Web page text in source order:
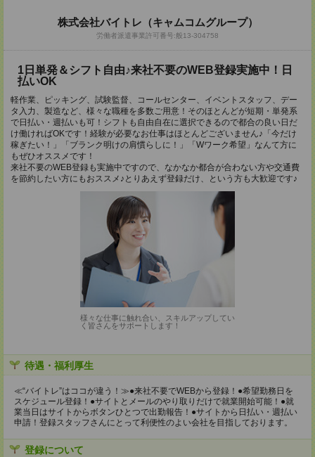
株式会社バイトレ（キャムコムグループ）
労働者派遣事業許可番号:般13-304758
1日単発＆シフト自由♪来社不要のWEB登録実施中！日
払いOK
軽作業、ピッキング、試験監督、コールセンター、イベントスタッフ、デー
タ入力、製造など、様々な職種を多数ご用意！そのほとんどが短期・単発系
で日払い・週払いも可！シフトも自由自在に選択できるので都合の良い日だ
け働ければOKです！経験が必要なお仕事はほとんどございません♪「今だけ
稼ぎたい！」「ブランク明けの肩慣らしに！」「Wワーク希望」なんて方に
もぜひオススメです！
来社不要のWEB登録も実施中ですので、なかなか都合が合わない方や交通費
を節約したい方にもおススメ♪とりあえず登録だけ、という方も大歓迎です♪
様々な仕事に触れ合い、スキルアップしてい
く皆さんをサポートします！
待遇・福利厚生
≪“バイトレ”はココが違う！≫●来社不要でWEBから登録！●希望勤務日を
スケジュール登録！●サイトとメールのやり取りだけで就業開始可能！●就
業当日はサイトからボタンひとつで出勤報告！●サイトから日払い・週払い
申請！登録スタッフさんにとって利便性のよい会社を目指しております。
登録について